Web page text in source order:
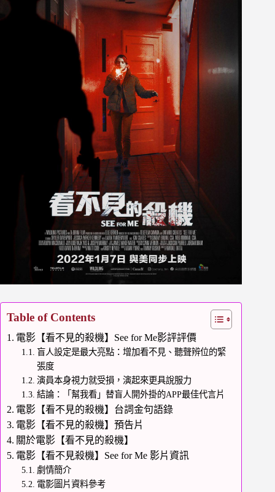
Table of Contents
電影【看不見的殺機】See for Me影評評價
盲人設定是最大亮點：增加看不見、聽聲辨位的緊
張度
演員本身視力就受損，演起來更具說服力
結論：「幫我看」替盲人開外掛的APP最佳代言片
電影【看不見的殺機】台詞金句語錄
電影【看不見的殺機】預告片
關於電影【看不見的殺機】
電影【看不見殺機】See for Me 影片資訊
劇情簡介
電影圖片資料參考